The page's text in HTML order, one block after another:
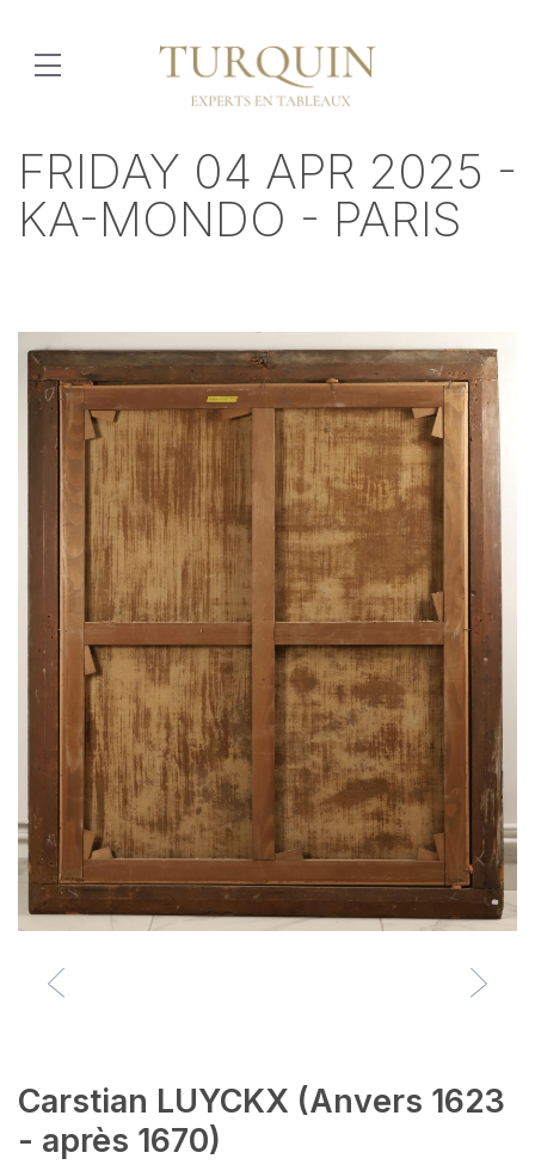
FRIDAY 04 APR 2025 -
KA-MONDO - PARIS
Carstian LUYCKX (Anvers 1623
- après 1670)